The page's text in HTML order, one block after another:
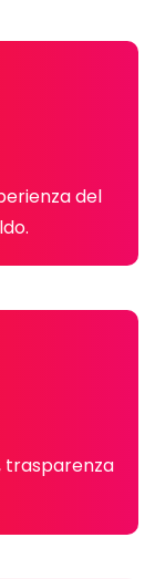
del
trasparenza